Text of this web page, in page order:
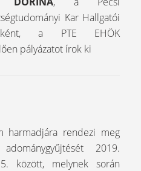
Kar Hallgatói
a PTE EHÖK
pályázatot írok ki
harmadjára rendezi meg
2019.
között, melynek során